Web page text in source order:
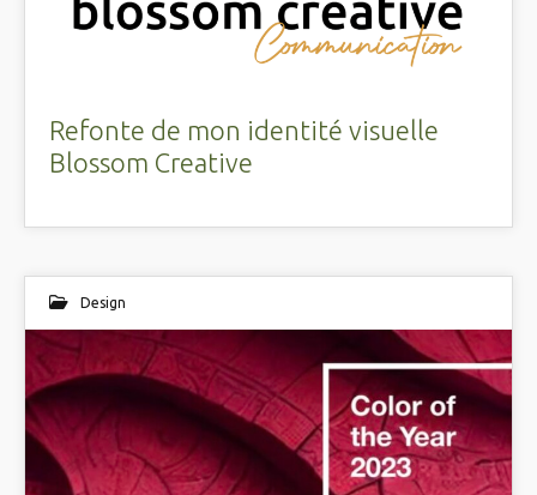
Refonte de mon identité visuelle
Blossom Creative
Design